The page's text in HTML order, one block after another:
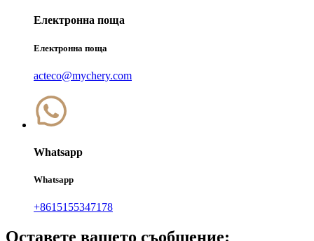
Електронна поща
Електронна поща
acteco@mychery.com
Whatsapp
Whatsapp
+8615155347178
Оставете вашето съобщение: